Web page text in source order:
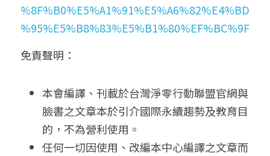
%8F%B0%E5%A1%91%E5%A6%82%E4%BD
%95%E5%B8%83%E5%B1%80%EF%BC%9F
免責聲明：
本會編譯、刊載於台灣淨零行動聯盟官網與
臉書之文章本於引介國際永續趨勢及教育目
的，不為營利使用。
任何一切因使用、改編本中心編譯之文章而